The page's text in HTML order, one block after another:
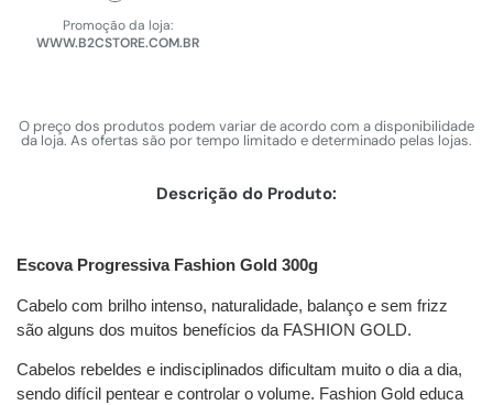
Promoção da loja:
WWW.B2CSTORE.COM.BR
O preço dos produtos podem variar de acordo com a disponibilidade
da loja. As ofertas são por tempo limitado e determinado pelas lojas.
Descrição do Produto:
Escova Progressiva Fashion Gold 300g
Cabelo com brilho intenso, naturalidade, balanço e sem frizz
são alguns dos muitos benefícios da FASHION GOLD.
Cabelos rebeldes e indisciplinados dificultam muito o dia a dia,
sendo difícil pentear e controlar o volume. Fashion Gold educa